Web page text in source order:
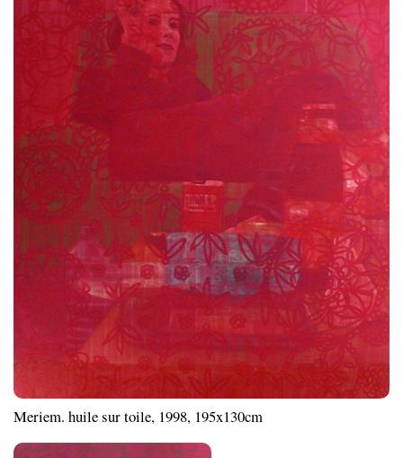
Meriem. huile sur toile, 1998, 195x130cm